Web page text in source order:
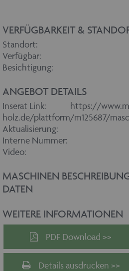
VERFÜGBARKEIT &
Standort:
Verfügbar:
Besichtigung:
ANGEBOT DETAILS
Inserat Link:
https://
holz.de/plattform/m125687/
Aktualisierung:
Interne Nummer:
Video:
MASCHINEN
DATEN
WEITERE INFORMATIONEN
PDF Download >>
Details ausdrucken >>